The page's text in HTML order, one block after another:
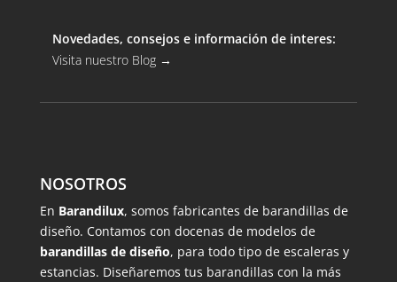
Novedades, consejos e información de interes:
Visita nuestro Blog →
NOSOTROS
En Barandilux, somos fabricantes de barandillas de
diseño. Contamos con docenas de modelos de
barandillas de diseño, para todo tipo de escaleras y
estancias. Diseñaremos tus barandillas con la más